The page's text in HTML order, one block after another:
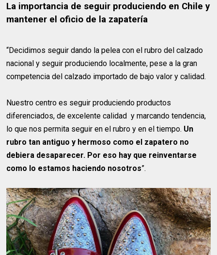
La importancia de seguir produciendo en Chile y
mantener el oficio de la zapatería
“Decidimos seguir dando la pelea con el rubro del calzado
nacional y seguir produciendo localmente, pese a la gran
competencia del calzado importado de bajo valor y calidad.
Nuestro centro es seguir produciendo productos
diferenciados, de excelente calidad y marcando tendencia,
lo que nos permita seguir en el rubro y en el tiempo. Un
rubro tan antiguo y hermoso como el zapatero no
debiera desaparecer. Por eso hay que reinventarse
como lo estamos haciendo nosotros”.